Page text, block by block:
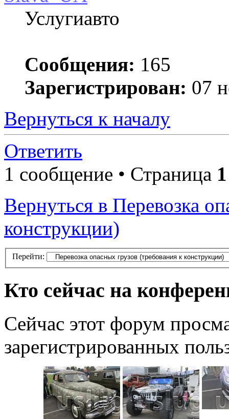
Услугиавто
Сообщения: 165
Зарегистрирован: 07
Вернуться к началу
Ответить
1 сообщение • Страница 1
Вернуться в Перевозка
конструкции)
Перейти:
Кто сейчас на
Сейчас этот форум
зарегистрированных